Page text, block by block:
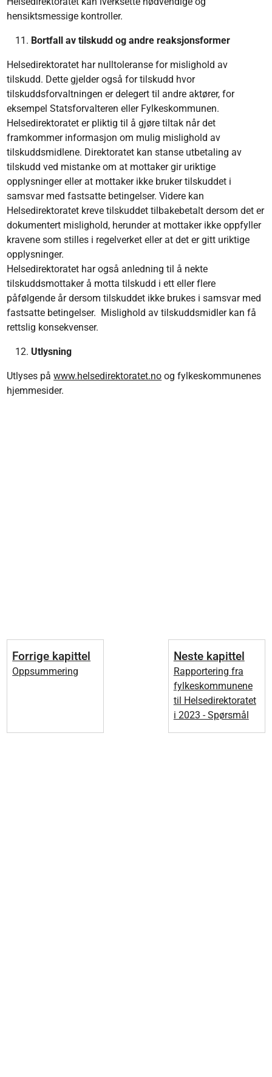
hensiktsmessige kontroller.
Bortfall av tilskudd og andre reaksjonsformer
Helsedirektoratet har nulltoleranse for mislighold av
tilskudd. Dette gjelder også for tilskudd hvor
tilskuddsforvaltningen er delegert til andre aktører, for
eksempel Statsforvalteren eller Fylkeskommunen.
Helsedirektoratet er pliktig til å gjøre tiltak når det
framkommer informasjon om mulig mislighold av
tilskuddsmidlene. Direktoratet kan stanse utbetaling av
tilskudd ved mistanke om at mottaker gir uriktige
opplysninger eller at mottaker ikke bruker tilskuddet i
samsvar med fastsatte betingelser. Videre kan
Helsedirektoratet kreve tilskuddet tilbakebetalt dersom det er
dokumentert mislighold, herunder at mottaker ikke oppfyller
kravene som stilles i regelverket eller at det er gitt uriktige
opplysninger.
Helsedirektoratet har også anledning til å nekte
tilskuddsmottaker å motta tilskudd i ett eller flere
påfølgende år dersom tilskuddet ikke brukes i samsvar med
fastsatte betingelser. Mislighold av tilskuddsmidler kan få
rettslig konsekvenser.
Utlysning
Utlyses påwww.helsedirektoratet.no og fylkeskommunenes
hjemmesider.
Forrige kapittel
Oppsummering
Neste kapittel
Rapportering fra
fylkeskommunene
til Helsedirektoratet
i 2023 - Spørsmål